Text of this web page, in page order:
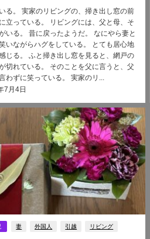
る。 実家のリビングの、掃き出し窓の前
立っている。 リビングには、父と母、そ
いる。 昔に戻ったようだ。 なにやら妻と
いながらハグをしている。 とても居心地
じる。 ふと掃き出し窓を見ると、網戸の
が切れている。 そのことを父に言うと、父
わずに笑っている。 実家のリ...
7月4日
妻 外国人 引越 リビング